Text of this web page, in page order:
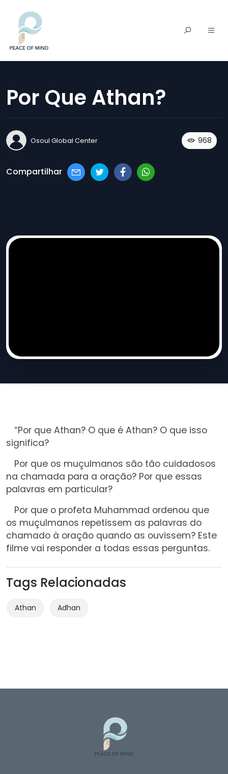
Por Que Athan?
Osoul Global Center 968
Compartilhar
“Por que Athan? O que é Athan? O que isso
significa?
Por que os muçulmanos são tão cuidadosos
na chamada para a oração? Por que essas
palavras em particular?
Por que o profeta Muhammad ordenou que
os muçulmanos repetissem as palavras do
chamado à oração quando as ouvissem? Este
filme vai responder a todas essas perguntas.
Tags Relacionadas
Athan Adhan